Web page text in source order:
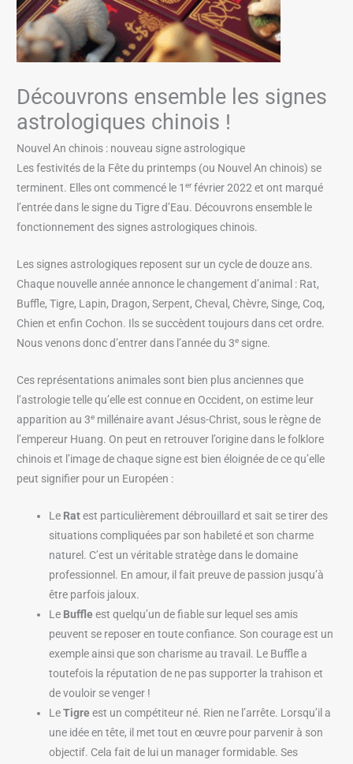
Découvrons ensemble les signes
astrologiques chinois !
Nouvel An chinois : nouveau signe astrologique
Les festivités de la Fête du printemps (ou Nouvel An chinois) se
terminent. Elles ont commencé le 1erfévrier 2022 et ont marqué
l’entrée dans le signe du Tigre d’Eau. Découvrons ensemble le
fonctionnement des signes astrologiques chinois.
Les signes astrologiques reposent sur un cycle de douze ans.
Chaque nouvelle année annonce le changement d’animal : Rat,
Buffle, Tigre, Lapin, Dragon, Serpent, Cheval, Chèvre, Singe, Coq,
Chien et enfin Cochon. Ils se succèdent toujours dans cet ordre.
Nous venons donc d’entrer dans l’année du 3e signe.
Ces représentations animales sont bien plus anciennes que
l’astrologie telle qu’elle est connue en Occident, on estime leur
apparition au 3e millénaire avant Jésus-Christ, sous le règne de
l’empereur Huang. On peut en retrouver l’origine dans le folklore
chinois et l’image de chaque signe est bien éloignée de ce qu’elle
peut signifier pour un Européen :
Le Ratest particulièrement débrouillard et sait se tirer des
situations compliquées par son habileté et son charme
naturel. C’est un véritable stratège dans le domaine
professionnel. En amour, il fait preuve de passion jusqu’à
être parfois jaloux.
Le Buffleest quelqu’un de fiable sur lequel ses amis
peuvent se reposer en toute confiance. Son courage est un
exemple ainsi que son charisme au travail. Le Buffle a
toutefois la réputation de ne pas supporter la trahison et
de vouloir se venger !
LeTigreest un compétiteur né. Rien ne l’arrête. Lorsqu’il a
une idée en tête, il met tout en œuvre pour parvenir à son
objectif. Cela fait de lui un manager formidable. Ses